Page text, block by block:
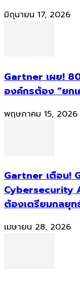
มิถุนายน 17, 2026
Gartner เผย!
องค์กรต้อง “ยกเ
พฤษภาคม 15, 2026
Gartner เตือน!
Cybersecurity
ต้องเตรียมกลยุท
เมษายน 28, 2026